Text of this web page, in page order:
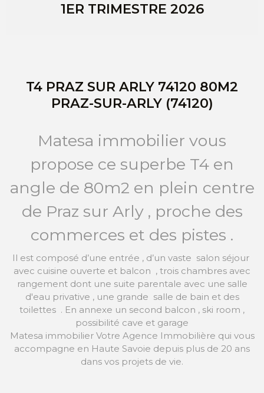
1ER TRIMESTRE 2026
T4 PRAZ SUR ARLY 74120 80M2
PRAZ-SUR-ARLY (74120)
Matesa immobilier vous
propose ce superbe T4 en
angle de 80m2 en plein centre
de Praz sur Arly , proche des
commerces et des pistes .
Il est composé d’une entrée , d’un vaste salon séjour
avec cuisine ouverte et balcon , trois chambres avec
rangement dont une suite parentale avec une salle
d'eau privative , une grande salle de bain et des
toilettes . En annexe un second balcon , ski room ,
possibilité cave et garage
Matesa immobilier Votre Agence Immobilière qui vous
accompagne en Haute Savoie depuis plus de 20 ans
dans vos projets de vie.